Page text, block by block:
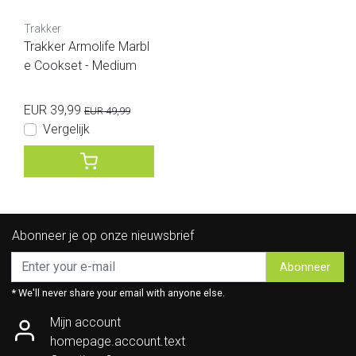
Trakker
Trakker Armolife Marbl
e Cookset - Medium
EUR 39,99 EUR 49,99
Vergelijk
Abonneer je op onze nieuwsbrief
Abonneer
* We'll never share your email with anyone else.
Mijn account
homepage.account.text